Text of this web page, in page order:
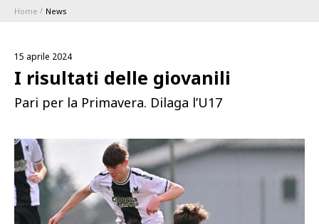
1896 MEMBERSHIP PROGRAM
STAGIONE
Serie A
Coppa Italia
CLUB
BLUENERGY STADIUM
Home News
15 aprile 2024
I risultati delle giovanili
Pari per la Primavera. Dilaga l’U17